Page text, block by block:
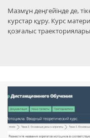
Мазмұн деңгейінде де,
курстар құру. Курс
қозғалыс